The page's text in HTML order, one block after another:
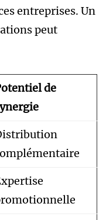
entreprises. Un
peut
de